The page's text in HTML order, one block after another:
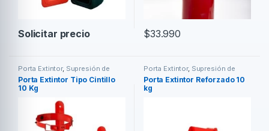
Solicitar precio $33.990
Porta Extintor, Supresión de
Incendios
Porta Extintor Tipo Cintillo
10 Kg
Porta Extintor, Supresión de
Incendios
Porta Extintor Reforzado 10
kg